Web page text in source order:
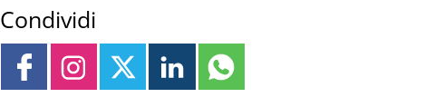
Condividi